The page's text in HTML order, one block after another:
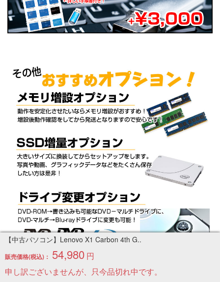
【中古パソコン】Lenovo X1 Carbon 4th G..
販売価格(税込)： 54,980 円
申し訳ございませんが、只今品切れ中です。